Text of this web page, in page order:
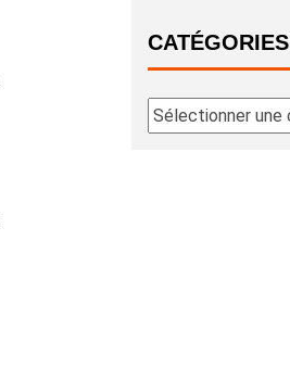
CATÉGORIES